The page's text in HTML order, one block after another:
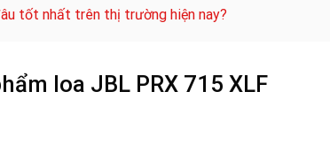
tốt nhất trên thị trường hiện nay?
loa JBL PRX 715 XLF